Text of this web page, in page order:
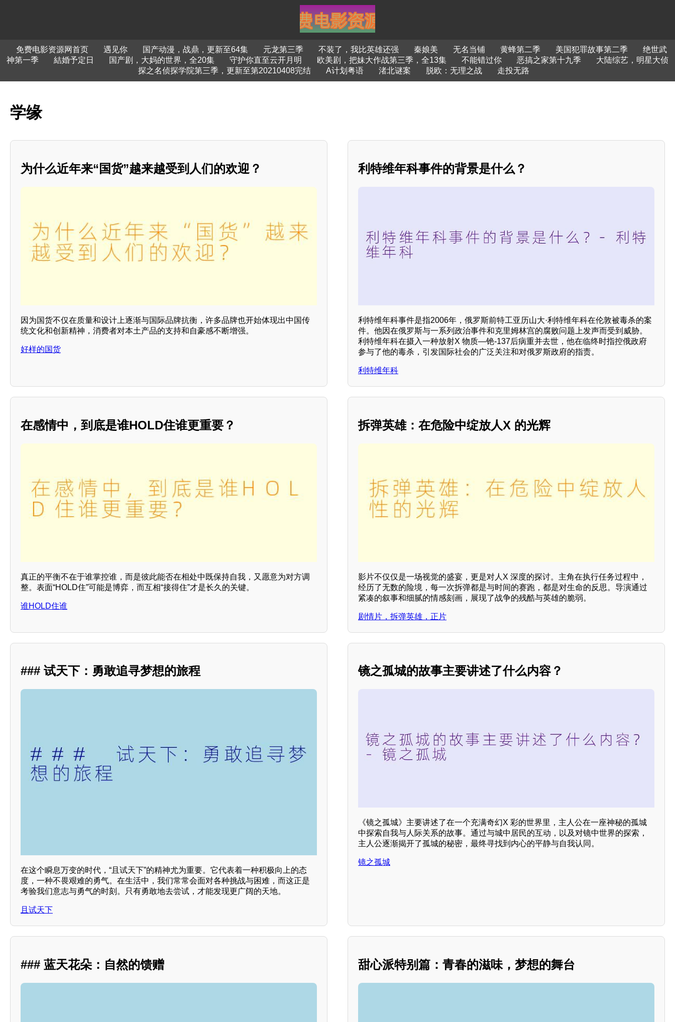
免费电影资源网首页 遇见你 国产动漫，战鼎，更新至64集 元龙第三季 不装了，我比英雄还强 秦娘美 无名当铺 黄蜂第二季 美国犯罪故事第二季
绝世武
神第一季
結婚予定日 国产剧，大妈的世界，全20集 守护你直至云开月明 欧美剧，把妹大作战第三季，全13集 不能错过你 恶搞之家第十九季
大陆综艺，明星大侦
探之名侦探学院第三季，更新至第20210408完结
A计划粤语 渚北谜案 脱欧：无理之战 走投无路
学缘
为什么近年来“国货”越来越受到人们的欢迎？
因为国货不仅在质量和设计上逐渐与国际品牌抗衡，许多品牌也开始体现出中国传
统文化和创新精神，消费者对本土产品的支持和自豪感不断增强。
好样的国货
利特维年科事件的背景是什么？
利特维年科事件是指2006年，俄罗斯前特工亚历山大·利特维年科在伦敦被毒杀的案
件。他因在俄罗斯与一系列政治事件和克里姆林宫的腐败问题上发声而受到威胁。
利特维年科在摄入一种放射X 物质—铯-137后病重并去世，他在临终时指控俄政府
参与了他的毒杀，引发国际社会的广泛关注和对俄罗斯政府的指责。
利特维年科
在感情中，到底是谁HOLD住谁更重要？
真正的平衡不在于谁掌控谁，而是彼此能否在相处中既保持自我，又愿意为对方调
整。表面“HOLD住”可能是博弈，而互相“接得住”才是长久的关键。
谁HOLD住谁
拆弹英雄：在危险中绽放人X 的光辉
影片不仅仅是一场视觉的盛宴，更是对人X 深度的探讨。主角在执行任务过程中，
经历了无数的险境，每一次拆弹都是与时间的赛跑，都是对生命的反思。导演通过
紧凑的叙事和细腻的情感刻画，展现了战争的残酷与英雄的脆弱。
剧情片，拆弹英雄，正片
### 试天下：勇敢追寻梦想的旅程
在这个瞬息万变的时代，“且试天下”的精神尤为重要。它代表着一种积极向上的态
度，一种不畏艰难的勇气。在生活中，我们常常会面对各种挑战与困难，而这正是
考验我们意志与勇气的时刻。只有勇敢地去尝试，才能发现更广阔的天地。
且试天下
镜之孤城的故事主要讲述了什么内容？
《镜之孤城》主要讲述了在一个充满奇幻X 彩的世界里，主人公在一座神秘的孤城
中探索自我与人际关系的故事。通过与城中居民的互动，以及对镜中世界的探索，
主人公逐渐揭开了孤城的秘密，最终寻找到内心的平静与自我认同。
镜之孤城
### 蓝天花朵：自然的馈赠 甜心派特别篇：青春的滋味，梦想的舞台